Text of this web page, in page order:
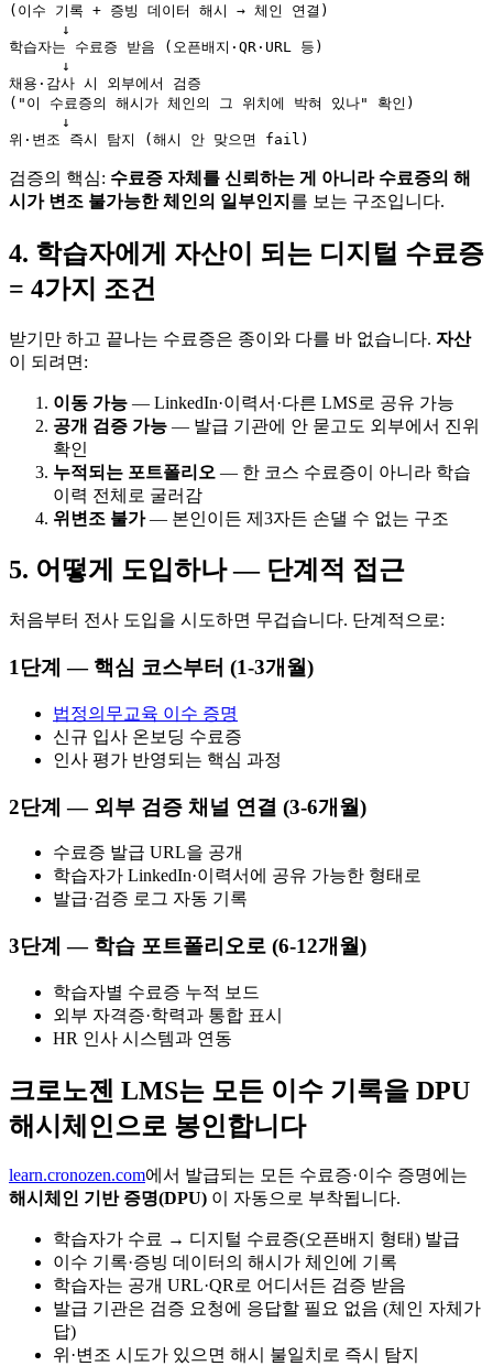
(이수 기록 + 증빙 데이터 해시 → 체인 연결)
      ↓
학습자는 수료증 받음 (오픈배지·QR·URL 등)
      ↓
채용·감사 시 외부에서 검증
("이 수료증의 해시가 체인의 그 위치에 박혀 있나" 확인)
      ↓
검증의 핵심: 수료증 자체를 신뢰하는 게 아니라 수료증의 해
시가 변조 불가능한 체인의 일부인지 를 보는 구조입니다.
4. 학습자에게 자산이 되는 디지털 수료증
= 4가지 조건
받기만 하고 끝나는 수료증은 종이와 다를 바 없습니다. 자산
이 되려면:
이동 가능 — LinkedIn·이력서·다른 LMS로 공유 가능
공개 검증 가능 — 발급 기관에 안 묻고도 외부에서 진위
확인
누적되는 포트폴리오 — 한 코스 수료증이 아니라 학습
이력 전체로 굴러감
위변조 불가— 본인이든 제3자든 손댈 수 없는 구조
5. 어떻게 도입하나 — 단계적 접근
처음부터 전사 도입을 시도하면 무겁습니다. 단계적으로:
1단계 — 핵심 코스부터 (1-3개월)
법정의무교육 이수 증명
신규 입사 온보딩 수료증
인사 평가 반영되는 핵심 과정
2단계 — 외부 검증 채널 연결 (3-6개월)
수료증 발급 URL을 공개
학습자가 LinkedIn·이력서에 공유 가능한 형태로
발급·검증 로그 자동 기록
3단계 — 학습 포트폴리오로 (6-12개월)
학습자별 수료증 누적 보드
외부 자격증·학력과 통합 표시
HR 인사 시스템과 연동
크로노젠 LMS는 모든 이수 기록을 DPU
해시체인으로 봉인합니다
learn.cronozen.com에서 발급되는 모든 수료증·이수 증명에는
해시체인 기반 증명(DPU) 이 자동으로 부착됩니다.
학습자가 수료 → 디지털 수료증(오픈배지 형태) 발급
이수 기록·증빙 데이터의 해시가 체인에 기록
학습자는 공개 URL·QR로 어디서든 검증 받음
발급 기관은 검증 요청에 응답할 필요 없음 (체인 자체가
답)
위·변조 시도가 있으면 해시 불일치로 즉시 탐지